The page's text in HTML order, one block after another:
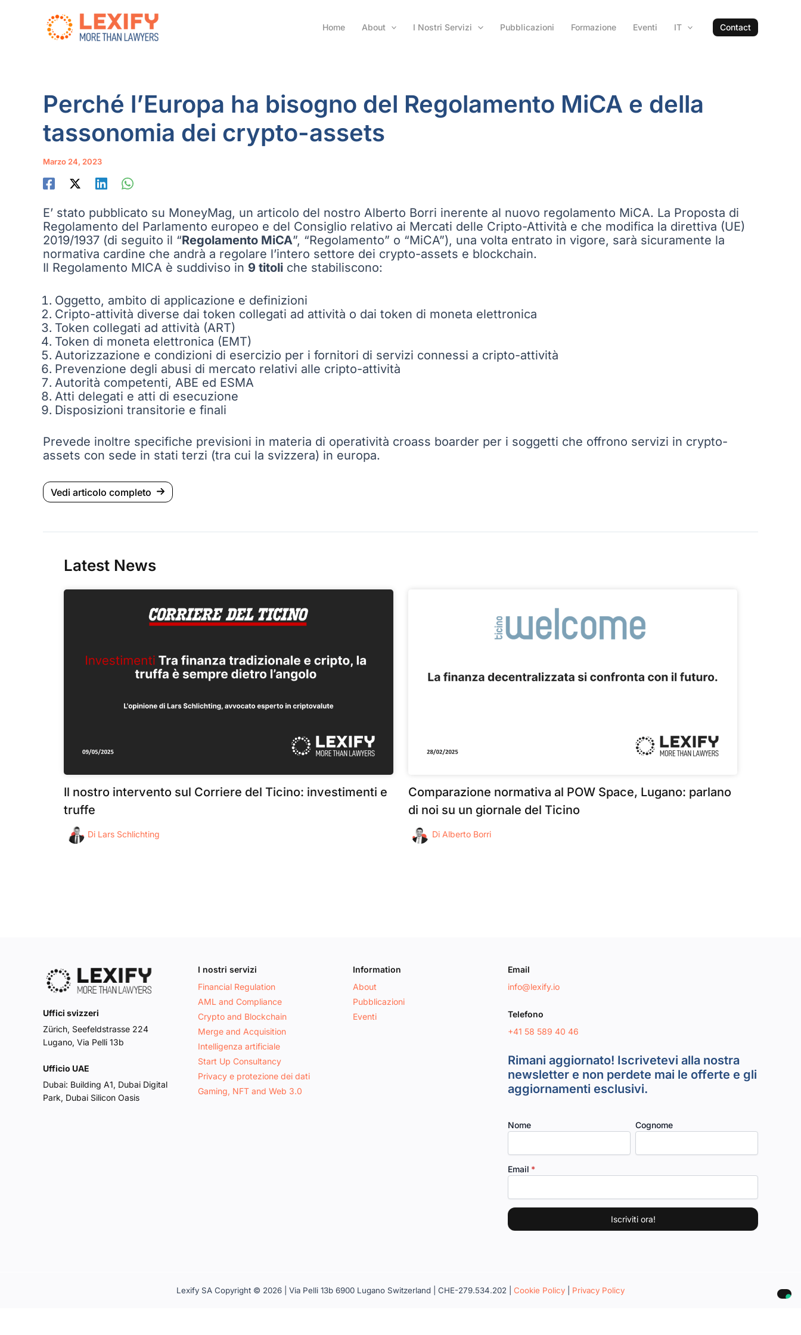
Home About I Nostri Servizi Pubblicazioni Formazione Eventi IT Contact
Perché l’Europa ha bisogno del Regolamento MiCA e della
tassonomia dei crypto-assets
Marzo 24, 2023
E’ stato pubblicato su MoneyMag, un articolo del nostro Alberto Borri inerente al nuovo regolamento MiCA. La Proposta di
Regolamento del Parlamento europeo e del Consiglio relativo ai Mercati delle Cripto-Attività e che modifica la direttiva (UE)
2019/1937 (di seguito il “Regolamento MiCA”, “Regolamento” o “MiCA”), una volta entrato in vigore, sarà sicuramente la
normativa cardine che andrà a regolare l’intero settore dei crypto-assets e blockchain.
Il Regolamento MICA è suddiviso in 9 titoli che stabiliscono:
Oggetto, ambito di applicazione e definizioni
Cripto-attività diverse dai token collegati ad attività o dai token di moneta elettronica
Token collegati ad attività (ART)
Token di moneta elettronica (EMT)
Autorizzazione e condizioni di esercizio per i fornitori di servizi connessi a cripto-attività
Prevenzione degli abusi di mercato relativi alle cripto-attività
Autorità competenti, ABE ed ESMA
Atti delegati e atti di esecuzione
Disposizioni transitorie e finali
Prevede inoltre specifiche previsioni in materia di operatività croass boarder per i soggetti che offrono servizi in crypto-
assets con sede in stati terzi (tra cui la svizzera) in europa.
Vedi articolo completo
Latest News
Il nostro intervento sul Corriere del Ticino: investimenti e
truffe
Di Lars Schlichting
Comparazione normativa al POW Space, Lugano: parlano
di noi su un giornale del Ticino
Di Alberto Borri
Uffici svizzeri
Zürich, Seefeldstrasse 224
Lugano, Via Pelli 13b
Ufficio UAE
Dubai: Building A1, Dubai Digital
Park, Dubai Silicon Oasis
I nostri servizi
Financial Regulation
AML and Compliance
Crypto and Blockchain
Merge and Acquisition
Intelligenza artificiale
Start Up Consultancy
Privacy e protezione dei dati
Gaming, NFT and Web 3.0
Information
About
Pubblicazioni
Eventi
Email
info@lexify.io
Telefono
+41 58 589 40 46
Rimani aggiornato! Iscrivetevi alla nostra
newsletter e non perdete mai le offerte e gli
aggiornamenti esclusivi.
Nome Cognome
Email
Lexify SA Copyright © 2026 | Via Pelli 13b 6900 Lugano Switzerland | CHE-279.534.202 | Cookie Policy Privacy Policy